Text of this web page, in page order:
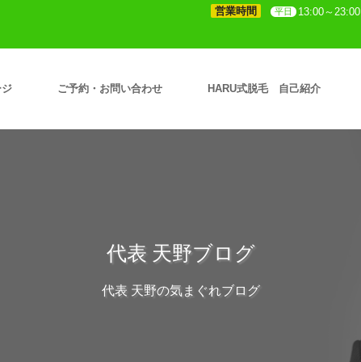
営業時間 平日 13:00～23:00
ご予約・お問い合わせ HARU式脱毛 自己紹介
代表 天野ブログ
代表 天野の気まぐれブログ